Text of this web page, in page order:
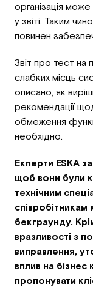
організація
у звіті. Таким
повинен
Звіт про тест на
слабких місць
описано, як
рекомендації
обмеження
необхідно.
Екперти ESKA
щоб вони були
технічним
співробітникам
бекграунду.
вразливості з
виправлення,
вплив на бізнес
пропонувати